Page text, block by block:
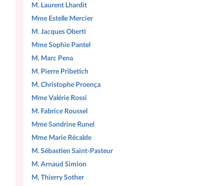
M. Laurent Lhardit
Mme Estelle Mercier
M. Jacques Oberti
Mme Sophie Pantel
M. Marc Pena
M. Pierre Pribetich
M. Christophe Proença
Mme Valérie Rossi
M. Fabrice Roussel
Mme Sandrine Runel
Mme Marie Récalde
M. Sébastien Saint-Pasteur
M. Arnaud Simion
M. Thierry Sother